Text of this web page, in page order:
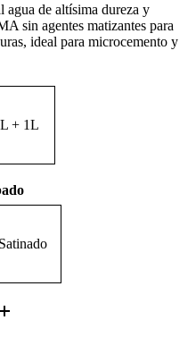
de altísima dureza y
sin agentes matizantes para
ideal para microcemento y
+ 1L
Satinado